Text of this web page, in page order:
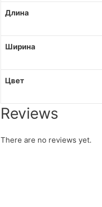
Длина
Ширина
Цвет
Reviews
There are no reviews yet.